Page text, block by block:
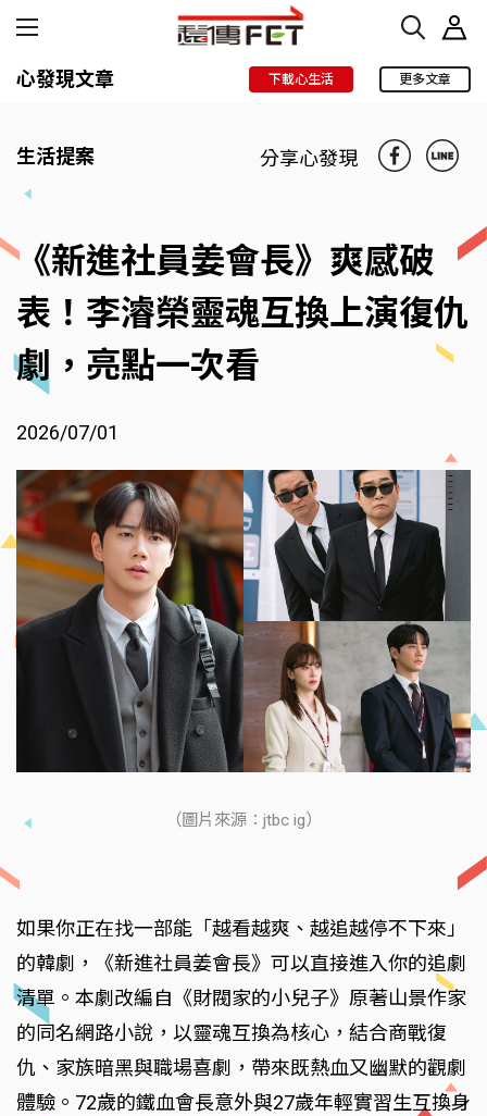
心發現文章 下載心生活 更多文章
生活提案 分享心發現
《新進社員姜會長》爽感破
表！李濬榮靈魂互換上演復仇
劇，亮點一次看
2026/07/01
（圖片來源：jtbc ig）
如果你正在找一部能「越看越爽、越追越停不下來」
的韓劇，《新進社員姜會長》可以直接進入你的追劇
清單。本劇改編自《財閥家的小兒子》原著山景作家
的同名網路小說，以靈魂互換為核心，結合商戰復
仇、家族暗黑與職場喜劇，帶來既熱血又幽默的觀劇
體驗。72歲的鐵血會長意外與27歲年輕實習生互換身